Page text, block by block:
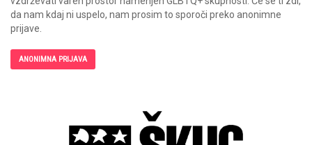
da nam kdaj ni uspelo, nam prosim to sporoči preko anonimne
prijave.
ANONIMNA PRIJAVA